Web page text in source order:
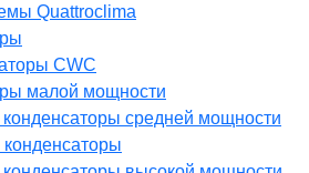
Quattroclima
CWC
малой мощности
средней мощности